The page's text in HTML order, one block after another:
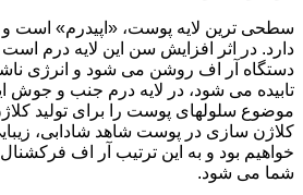
سطحی ترین لایه پوست، «اپیدرم» است و
دارد. در اثر افزایش سن این لایه درم
تابیده می شود، در لایه درم جنب و جوش
موضوع سلولهای پوست را برای تولید
کلاژن سازی در پوست شاهد شادابی،
خواهیم بود و به این ترتیب آر اف
شما می شود.